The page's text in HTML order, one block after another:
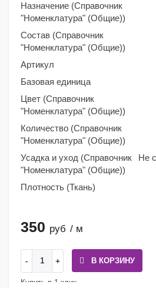
Назначение (Справочник
"Номенклатура" (Общие))
Состав (Справочник
"Номенклатура" (Общие))
Артикул
Базовая единица
Цвет (Справочник
"Номенклатура" (Общие))
Количество (Справочник
"Номенклатура" (Общие))
Усадка и уход (Справочник
"Номенклатура" (Общие))
Не
Плотность (Ткань)
350 руб / м
В КОРЗИНУ
Купить в 1 клик